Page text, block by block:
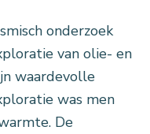
onderzoek
van olie- en
waardevolle
was men
De